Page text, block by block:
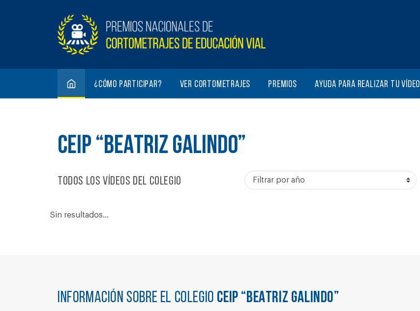
¿Cómo participar? Ver cortometrajes Premios Ayuda para realizar tu vídeo
CEIP “BEATRIZ GALINDO”
Todos los vídeos del colegio
Sin resultados...
Información sobre el colegio CEIP “BEATRIZ GALINDO”